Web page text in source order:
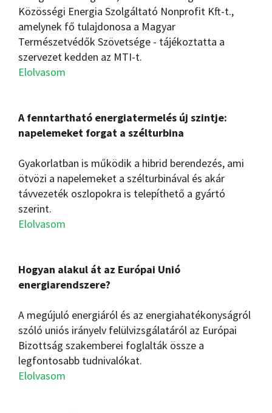
Közösségi Energia Szolgáltató Nonprofit Kft-t.,
amelynek fő tulajdonosa a Magyar
Természetvédők Szövetsége - tájékoztatta a
szervezet kedden az MTI-t.
Elolvasom
A fenntartható energiatermelés új szintje:
napelemeket forgat a szélturbina
Gyakorlatban is működik a hibrid berendezés, ami
ötvözi a napelemeket a szélturbinával és akár
távvezeték oszlopokra is telepíthető a gyártó
szerint.
Elolvasom
Hogyan alakul át az Európai Unió
energiarendszere?
A megújuló energiáról és az energiahatékonyságról
szóló uniós irányelv felülvizsgálatáról az Európai
Bizottság szakemberei foglalták össze a
legfontosabb tudnivalókat.
Elolvasom